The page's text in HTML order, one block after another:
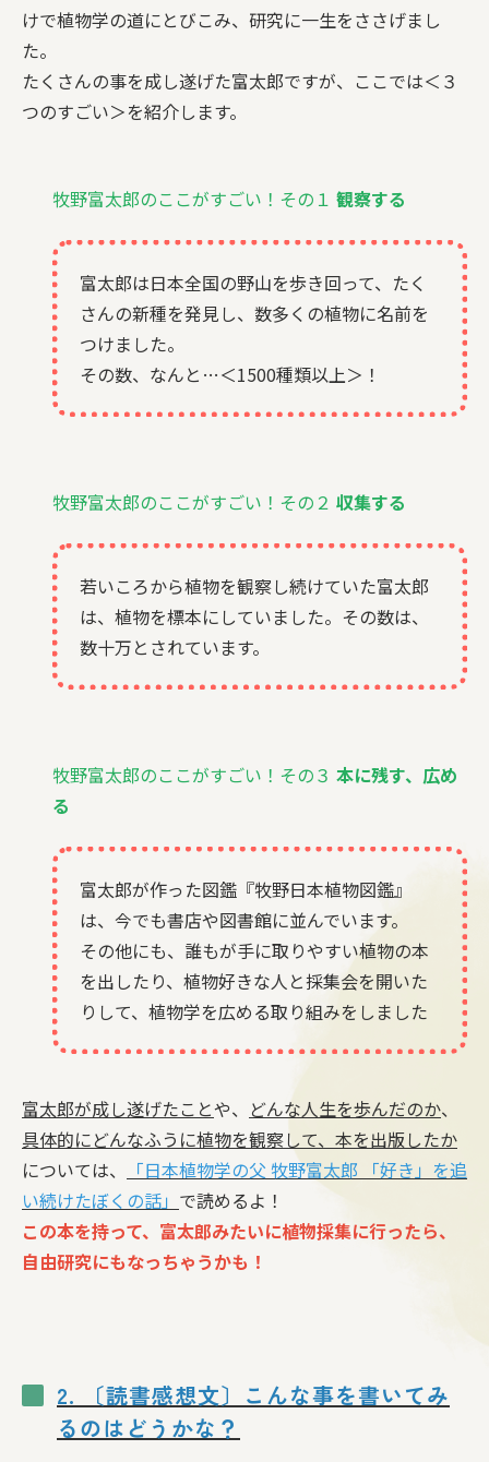
けで植物学の道にとびこみ、研究に一生をささげまし
た。
たくさんの事を成し遂げた富太郎ですが、ここでは＜３
つのすごい＞を紹介します。
牧野富太郎のここがすごい！その１ 観察する
富太郎は日本全国の野山を歩き回って、たく
さんの新種を発見し、数多くの植物に名前を
つけました。
その数、なんと…＜1500種類以上＞！
牧野富太郎のここがすごい！その２ 収集する
若いころから植物を観察し続けていた富太郎
は、植物を標本にしていました。その数は、
数十万とされています。
牧野富太郎のここがすごい！その３ 本に残す、広め
る
富太郎が作った図鑑『牧野日本植物図鑑』
は、今でも書店や図書館に並んでいます。
その他にも、誰もが手に取りやすい植物の本
を出したり、植物好きな人と採集会を開いた
りして、植物学を広める取り組みをしました
富太郎が成し遂げたことや、 どんな人生を歩んだのか、
具体的にどんなふうに植物を観察して、本を出版したか
については、
「日本植物学の父 牧野富太郎 「好き」を追
い続けたぼくの話」 で読めるよ！
この本を持って、富太郎みたいに植物採集に行ったら、
自由研究にもなっちゃうかも！
2. 〔読書感想文〕こんな事を書いてみ
るのはどうかな？